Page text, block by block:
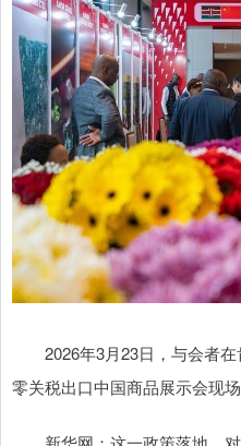
2026年3月23日，与会者在
零关税出口中国商品展示会现